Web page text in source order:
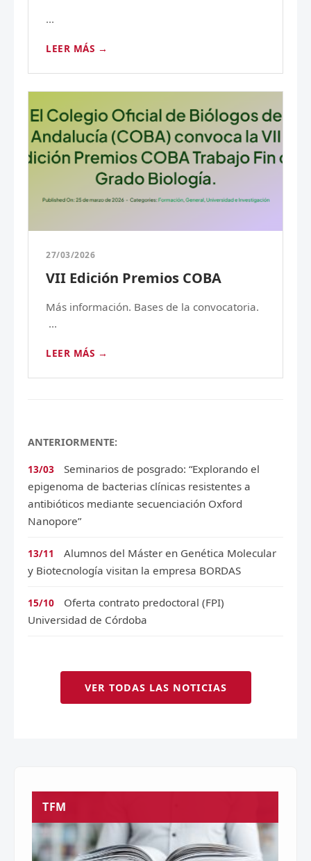
...
LEER MÁS →
27/03/2026
VII Edición Premios COBA
Más información. Bases de la convocatoria.
...
LEER MÁS →
ANTERIORMENTE:
13/03
Seminarios de posgrado: “Explorando el
epigenoma de bacterias clínicas resistentes a
antibióticos mediante secuenciación Oxford
Nanopore”
13/11
Alumnos del Máster en Genética Molecular
y Biotecnología visitan la empresa BORDAS
15/10
Oferta contrato predoctoral (FPI)
Universidad de Córdoba
VER TODAS LAS NOTICIAS
TFM